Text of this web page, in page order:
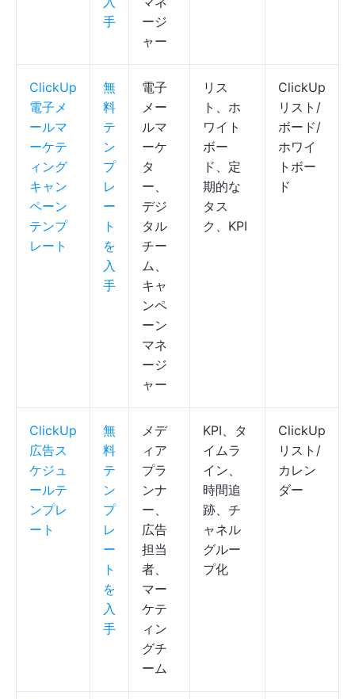
手
ージ
ャー
ClickUp
電子メ
ールマ
ーケテ
ィング
キャン
ペーン
テンプ
レート
無
料
テ
ン
プ
レ
ー
ト
を
入
手
電子
メー
ルマ
ーケ
タ
ー、
デジ
タル
チー
ム、
キャ
ンペ
ーン
マネ
ージ
ャー
リス
ト、ホ
ワイト
ボー
ド、定
期的な
タス
ク、KPI
ClickUp
リスト/
ボード/
ホワイ
トボー
ド
ClickUp
広告ス
ケジュ
ールテ
ンプレ
ート
無
料
テ
ン
プ
レ
ー
ト
を
入
手
メデ
ィア
プラ
ンナ
ー、
広告
担当
者、
マー
ケテ
ィン
グチ
ーム
KPI、タ
イムラ
イン、
時間追
跡、チ
ャネル
グルー
プ化
ClickUp
リスト/
カレン
ダー